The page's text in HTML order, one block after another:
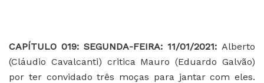
CAPÍTULO 019: SEGUNDA-FEIRA: 11/01/2021: Alberto
(Cláudio Cavalcanti) critica Mauro (Eduardo Galvão)
por ter convidado três moças para jantar com eles.